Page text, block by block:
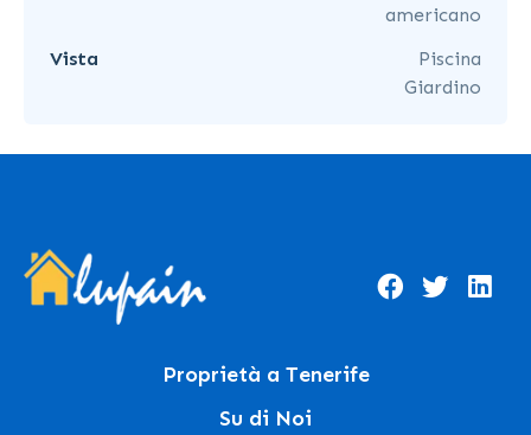
americano
Vista
Piscina
Giardino
Proprietà a Tenerife
Su di Noi